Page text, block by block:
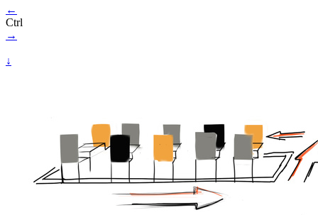
←
Ctrl
→
↓